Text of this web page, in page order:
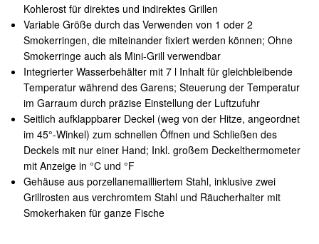
Kohlerost für direktes und indirektes Grillen
Variable Größe durch das Verwenden von 1 oder 2
Smokerringen, die miteinander fixiert werden können; Ohne
Smokerringe auch als Mini-Grill verwendbar
Integrierter Wasserbehälter mit 7 l Inhalt für gleichbleibende
Temperatur während des Garens; Steuerung der Temperatur
im Garraum durch präzise Einstellung der Luftzufuhr
Seitlich aufklappbarer Deckel (weg von der Hitze, angeordnet
im 45°-Winkel) zum schnellen Öffnen und Schließen des
Deckels mit nur einer Hand; Inkl. großem Deckelthermometer
mit Anzeige in °C und °F
Gehäuse aus porzellanemailliertem Stahl, inklusive zwei
Grillrosten aus verchromtem Stahl und Räucherhalter mit
Smokerhaken für ganze Fische